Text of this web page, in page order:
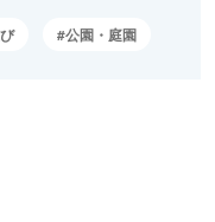
公園・庭園